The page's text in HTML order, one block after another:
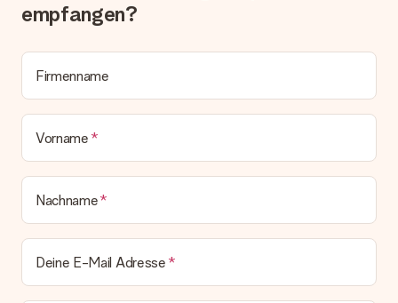
Lösungsvorschlag unterbreitet.
Alle Lieferungen erfolgen ohne Rechnung und/oder
Lieferschein. Die Rechnung zu deiner Bestellung erhältst du
Geschenk also direkt beim Empfänger liefern lassen und es
bleibt eine echte Überraschung!
empfangen?
Firmenname
Vorname
Nachname
Deine E-Mail Adresse